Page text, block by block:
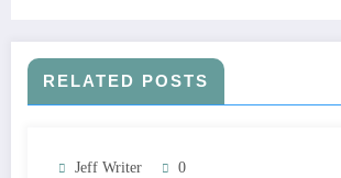
RELATED POSTS
Jeff Writer 0